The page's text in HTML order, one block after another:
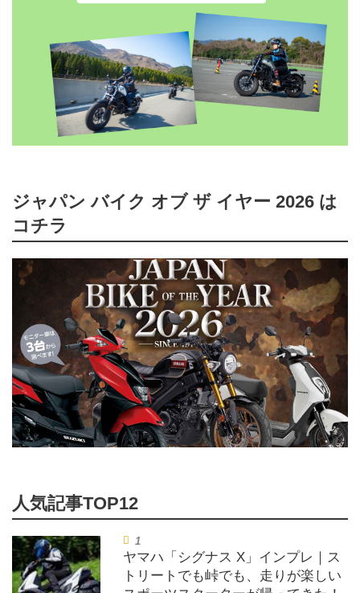
ジャパン バイク オブ ザ イヤー 2026 は
コチラ
ヤマハ「シグナス X」インプレ｜ス
トリートでも峠でも、走りが楽しい